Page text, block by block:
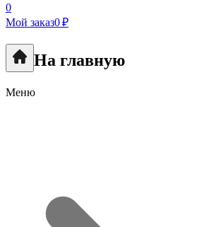
0
Мой заказ0 ₽
На главную
Меню